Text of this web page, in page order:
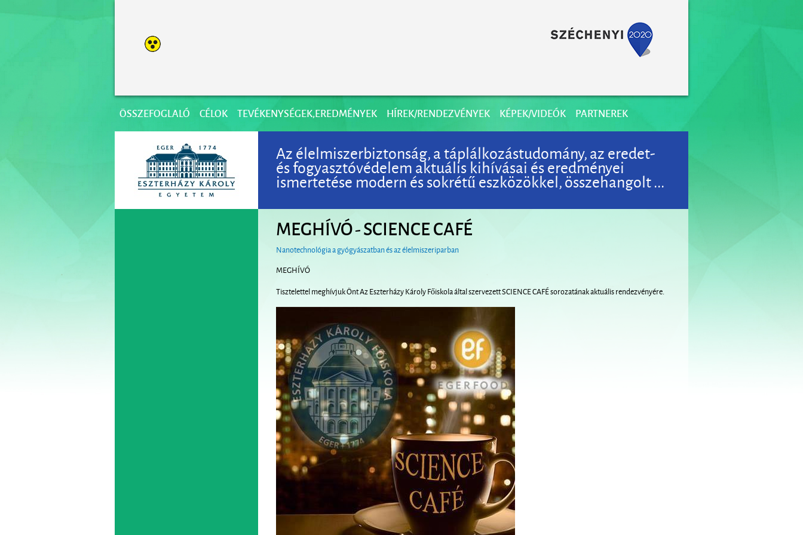
ÖSSZEFOGLALÓ CÉLOK TEVÉKENYSÉGEK,EREDMÉNYEK HÍREK/RENDEZVÉNYEK KÉPEK/VIDEÓK PARTNEREK
Az élelmiszerbiztonság, a táplálkozástudomány, az eredet-
és fogyasztóvédelem aktuális kihívásai és eredményei
ismertetése modern és sokrétű eszközökkel, összehangolt ...
MEGHÍVÓ - SCIENCE CAFÉ
Nanotechnológia a gyógyászatban és az élelmiszeriparban
MEGHÍVÓ
Tisztelettel meghívjuk Önt Az Eszterházy Károly Főiskola által szervezett SCIENCE CAFÉ sorozatának aktuális rendezvényére.